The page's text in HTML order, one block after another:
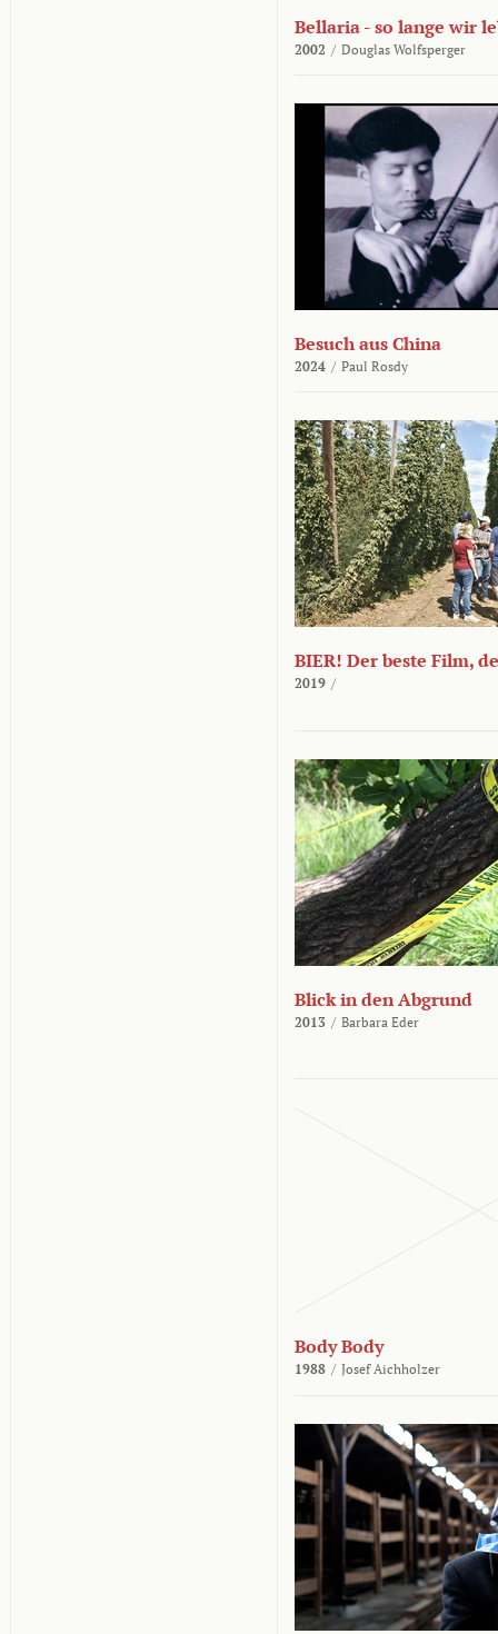
Bellaria - so lange wir
2002 / Douglas Wolfsperger
Besuch aus China
2024 / Paul Rosdy
BIER! Der beste Film,
2019 /
Blick in den Abgrund
2013 / Barbara Eder
Body Body
1988 / Josef Aichholzer